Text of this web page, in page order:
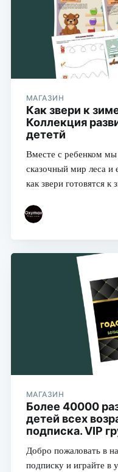
МАГАЗИН
Как звери к
Коллекция
дететй
Вместе с ребенком мы
сказочный мир леса и
как звери готовятся к
МАГАЗИН
Более 40000
детей всех
подписка. VIP
Добро пожаловать в
подписку и играйте в